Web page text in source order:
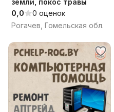
земли, покос травы
0,0
0 оценок
Рогачев, Гомельская обл.